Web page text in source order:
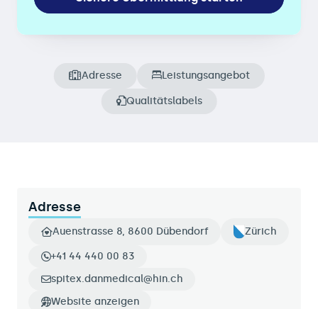
Adresse Leistungsangebot
Qualitätslabels
Adresse
Auenstrasse 8, 8600 Dübendorf Zürich
+41 44 440 00 83
spitex.danmedical@hin.ch
Website anzeigen